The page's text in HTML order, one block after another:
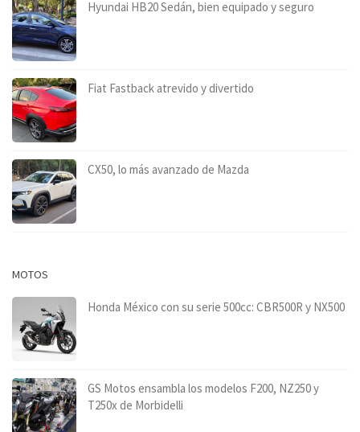
Hyundai HB20 Sedán, bien equipado y seguro
Fiat Fastback atrevido y divertido
CX50, lo más avanzado de Mazda
MOTOS
Honda México con su serie 500cc: CBR500R y NX500
GS Motos ensambla los modelos F200, NZ250 y
T250x de Morbidelli